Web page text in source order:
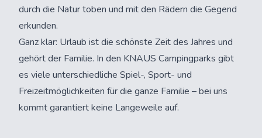
durch die Natur toben und mit den Rädern die Gegend
erkunden.
Ganz klar: Urlaub ist die schönste Zeit des Jahres und
gehört der Familie. In den KNAUS Campingparks gibt
es viele unterschiedliche Spiel-, Sport- und
Freizeitmöglichkeiten für die ganze Familie – bei uns
kommt garantiert keine Langeweile auf.